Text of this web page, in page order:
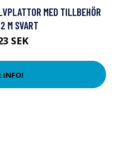
MED TILLBEHÖR
M SVART
SEK
INFO!